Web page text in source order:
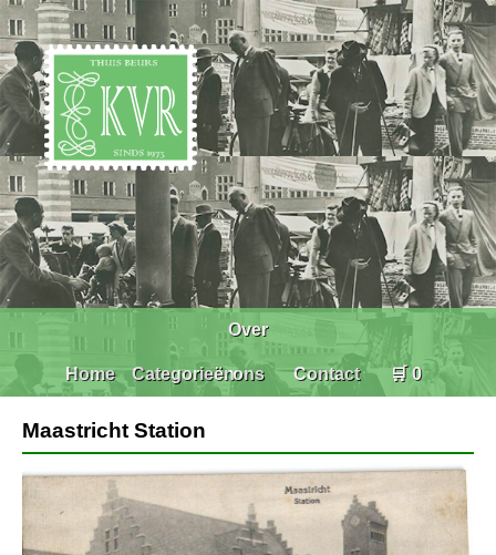
Home Categorieën
Over
ons Contact 🛒 0
Maastricht Station